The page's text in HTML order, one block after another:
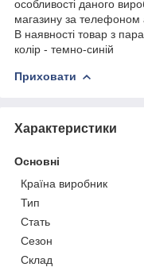
особливості даного
магазину за телефоном
В наявності товар з
колір - темно-синій
Приховати
Характеристики
Основні
Країна виробник
Тип
Стать
Сезон
Склад